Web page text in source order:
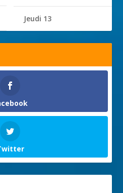
Jeudi 13